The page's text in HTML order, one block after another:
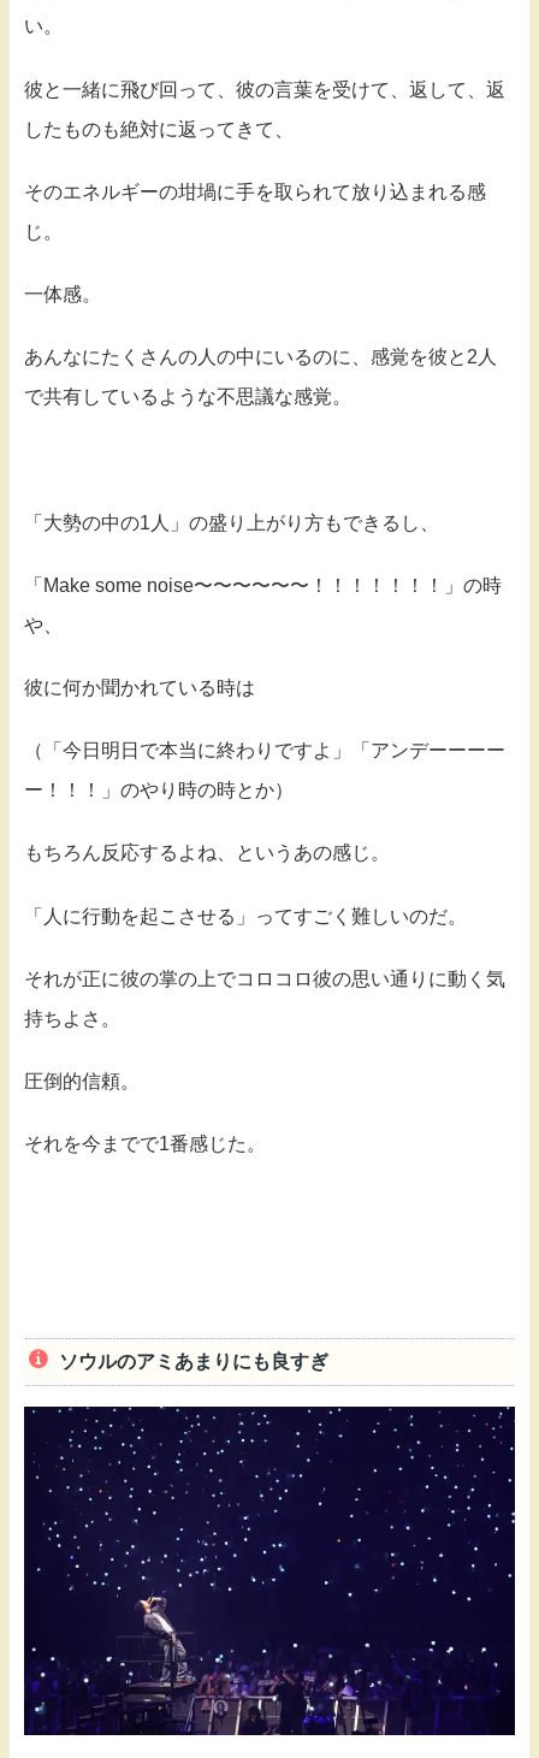
い。
彼と一緒に飛び回って、彼の言葉を受けて、返して、返
したものも絶対に返ってきて、
そのエネルギーの坩堝に手を取られて放り込まれる感
じ。
一体感。
あんなにたくさんの人の中にいるのに、感覚を彼と2人
で共有しているような不思議な感覚。
「大勢の中の1人」の盛り上がり方もできるし、
「Make some noise〜〜〜〜〜〜！！！！！！！」の時
や、
彼に何か聞かれている時は
（「今日明日で本当に終わりですよ」「アンデーーーー
ー！！！」のやり時の時とか）
もちろん反応するよね、というあの感じ。
「人に行動を起こさせる」ってすごく難しいのだ。
それが正に彼の掌の上でコロコロ彼の思い通りに動く気
持ちよさ。
圧倒的信頼。
それを今までで1番感じた。
ソウルのアミあまりにも良すぎ